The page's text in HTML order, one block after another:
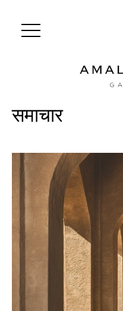
समाचार